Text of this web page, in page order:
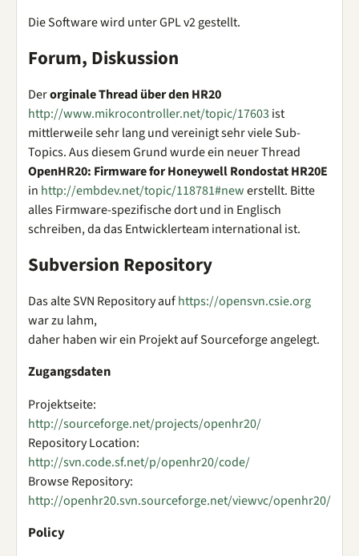
Die Software wird unter GPL v2 gestellt.
Forum, Diskussion
Derorginale Thread über den HR20
http://www.mikrocontroller.net/topic/17603 ist
mittlerweile sehr lang und vereinigt sehr viele Sub-
Topics. Aus diesem Grund wurde ein neuer Thread
OpenHR20: Firmware for Honeywell Rondostat HR20E
in http://embdev.net/topic/118781#newerstellt. Bitte
alles Firmware-spezifische dort und in Englisch
schreiben, da das Entwicklerteam international ist.
Subversion Repository
Das alte SVN Repository aufhttps://opensvn.csie.org
war zu lahm,
daher haben wir ein Projekt auf Sourceforge angelegt.
Zugangsdaten
Projektseite:
http://sourceforge.net/projects/openhr20/
Repository Location:
http://svn.code.sf.net/p/openhr20/code/
Browse Repository:
http://openhr20.svn.sourceforge.net/viewvc/openhr20/
Policy